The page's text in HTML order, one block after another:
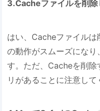
3.Cacheファイルを削除
はい、Cacheファイル
の動作がスムーズになり
す。ただ、Cacheを削
リがあることに注意して